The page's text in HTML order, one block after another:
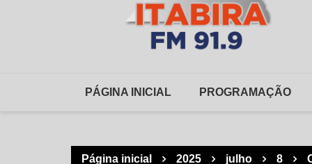
PÁGINA INICIAL PROGRAMAÇÃO
Página inicial 2025 julho 8